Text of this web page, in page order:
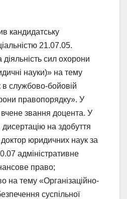
кандидатську
21.07.05.
сил охорони
науки)» на тему
службово-бойовій
правопорядку». У
звання доцента. У
на здобуття
юридичних наук за
адміністративне
право;
на тему «Організаційно-
суспільної